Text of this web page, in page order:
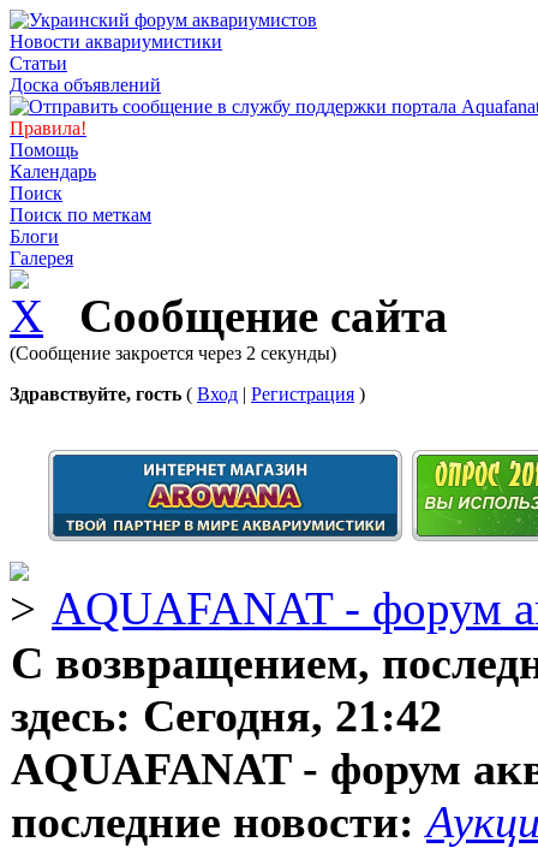
Новости аквариумистики
Статьи
Доска объявлений
Правила!
Помощь
Календарь
Поиск
Поиск по меткам
Блоги
Галерея
Сообщение сайта
(Сообщение закроется через 2 секунды)
Здравствуйте, гость ( Вход | Регистрация )
AQUAFANAT - форум
С возвращением,
здесь: Сегодня, 21:42
AQUAFANAT - форум
последние новости: